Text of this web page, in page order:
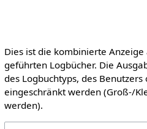
Dies ist die kombinierte
geführten Logbücher. Die
des Logbuchtyps, des
eingeschränkt werden (Groß-/
werden).